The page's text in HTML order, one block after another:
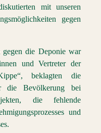
mit unseren
gegen
die Deponie war
und Vertreter der
beklagten die
die Bevölkerung bei
die fehlende
und